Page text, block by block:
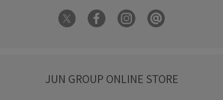
JUN GROUP ONLINE STORE